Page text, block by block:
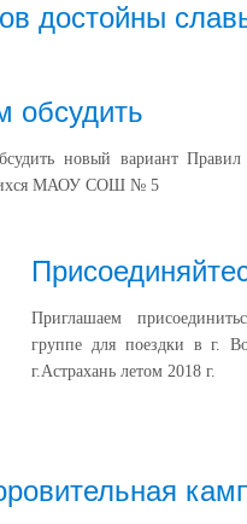
достойны
обсудить
новый вариант Правил
МАОУ СОШ № 5
Приглашаем
группе для поездки в г.
г.Астрахань летом 2018 г.